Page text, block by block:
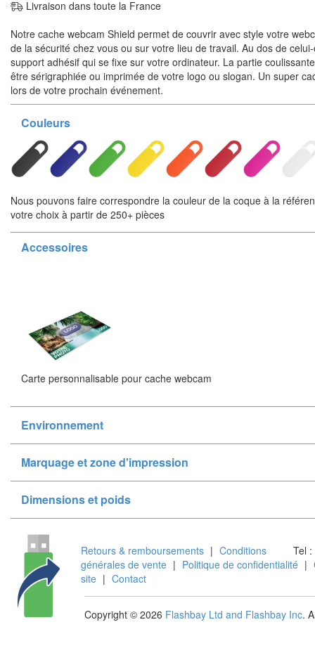
Livraison dans toute la France
Notre cache webcam Shield permet de couvrir avec style votre
de la sécurité chez vous ou sur votre lieu de travail. Au dos de
support adhésif qui se fixe sur votre ordinateur. La partie
être sérigraphiée ou imprimée de votre logo ou slogan. Un super
lors de votre prochain événement.
Couleurs
Nous pouvons faire correspondre la couleur de la coque à la
votre choix à partir de 250+ pièces
Accessoires
Carte personnalisable pour cache webcam
Environnement
Marquage et zone d'impression
Dimensions et poids
Tel :
Retours & remboursements | Conditions
générales de vente | Politique de confidentialité |
site | Contact
Copyright © 2026 Flashbay Ltd and Flashbay Inc.